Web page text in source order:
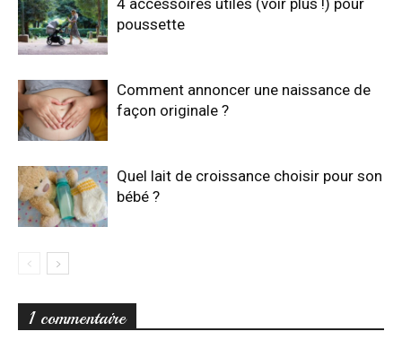
poussette
Comment annoncer une naissance de
façon originale ?
Quel lait de croissance choisir pour son
bébé ?
1 commentaire